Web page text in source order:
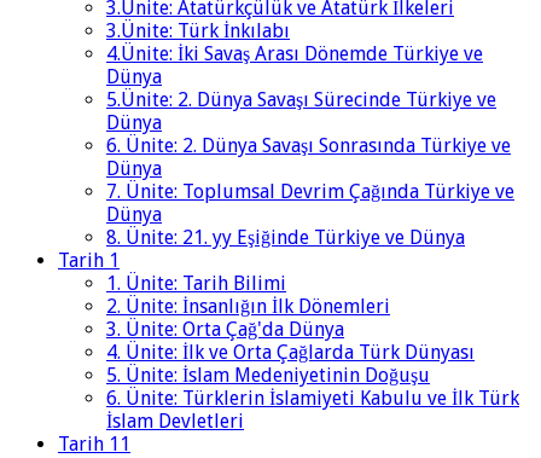
3.Ünite: Atatürkçülük ve Atatürk İlkeleri
3.Ünite: Türk İnkılabı
4.Ünite: İki Savaş Arası Dönemde Türkiye ve
Dünya
5.Ünite: 2. Dünya Savaşı Sürecinde Türkiye ve
Dünya
6. Ünite: 2. Dünya Savaşı Sonrasında Türkiye ve
Dünya
7. Ünite: Toplumsal Devrim Çağında Türkiye ve
Dünya
8. Ünite: 21. yy Eşiğinde Türkiye ve Dünya
Tarih 1
1. Ünite: Tarih Bilimi
2. Ünite: İnsanlığın İlk Dönemleri
3. Ünite: Orta Çağ'da Dünya
4. Ünite: İlk ve Orta Çağlarda Türk Dünyası
5. Ünite: İslam Medeniyetinin Doğuşu
6. Ünite: Türklerin İslamiyeti Kabulu ve İlk Türk
İslam Devletleri
Tarih 11